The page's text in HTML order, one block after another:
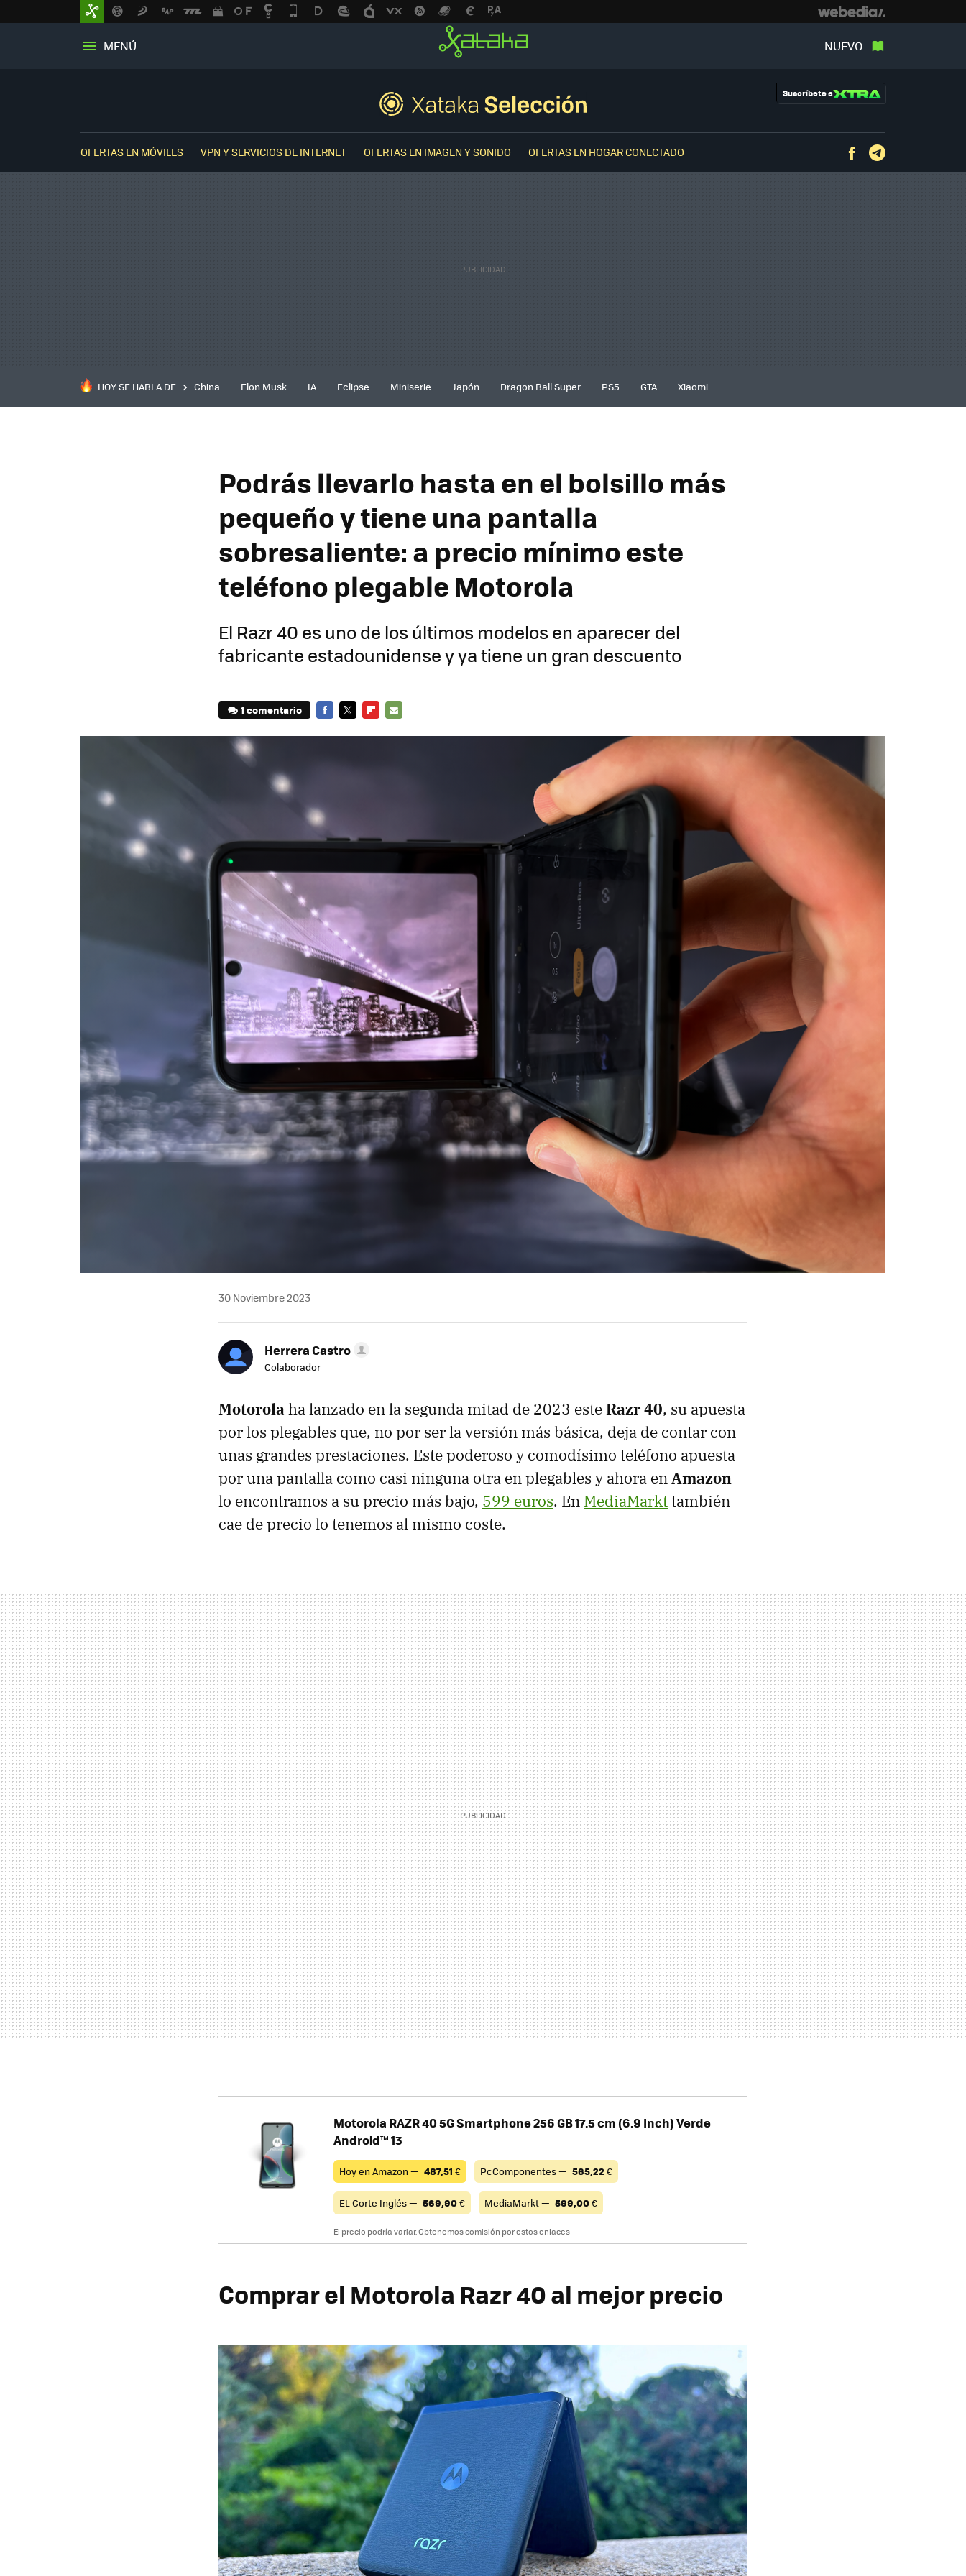
MENÚ NUEVO
Suscríbete a
OFERTAS EN MÓVILES VPN Y SERVICIOS DE INTERNET OFERTAS EN IMAGEN Y SONIDO OFERTAS EN HOGAR CONECTADO Facebook
HOY SE HABLA DE China Elon Musk IA Eclipse Miniserie Japón Dragon Ball Super PS5 GTA Xiaomi
Podrás llevarlo hasta en el bolsillo más
pequeño y tiene una pantalla
sobresaliente: a precio mínimo este
teléfono plegable Motorola
El Razr 40 es uno de los últimos modelos en aparecer del
fabricante estadounidense y ya tiene un gran descuento
1 comentario
30 Noviembre 2023
Herrera Castro
Colaborador
Motorola ha lanzado en la segunda mitad de 2023 esteRazr 40, su apuesta
por los plegables que, no por ser la versión más básica, deja de contar con
unas grandes prestaciones. Este poderoso y comodísimo teléfono apuesta
por una pantalla como casi ninguna otra en plegables y ahora enAmazon
lo encontramos a su precio más bajo, 599 euros. En MediaMarkt también
cae de precio lo tenemos al mismo coste.
Motorola RAZR 40 5G Smartphone 256 GB 17.5 cm (6.9 Inch) Verde
Android™ 13
Hoy en Amazon — 487,51 € PcComponentes — 565,22 €
EL Corte Inglés — 569,90€ MediaMarkt — 599,00€
El precio podría variar. Obtenemos comisión por estos enlaces
Comprar el Motorola Razr 40 al mejor precio